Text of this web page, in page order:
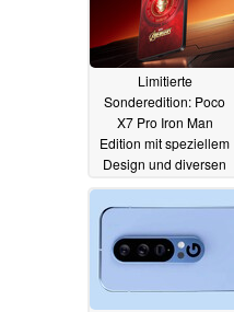
Limitierte
Sonderedition: Poco
X7 Pro Iron Man
Edition mit speziellem
Design und diversen
Vorteilen ist stark
begrenzt09.01.2025